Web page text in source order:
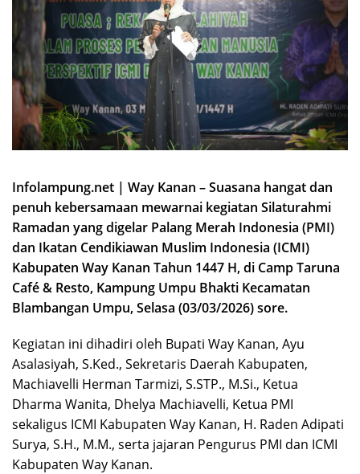
Infolampung.net | Way Kanan – Suasana hangat dan
penuh kebersamaan mewarnai kegiatan Silaturahmi
Ramadan yang digelar Palang Merah Indonesia (PMI)
dan Ikatan Cendikiawan Muslim Indonesia (ICMI)
Kabupaten Way Kanan Tahun 1447 H, di Camp Taruna
Café & Resto, Kampung Umpu Bhakti Kecamatan
Blambangan Umpu, Selasa (03/03/2026) sore.
Kegiatan ini dihadiri oleh Bupati Way Kanan, Ayu
Asalasiyah, S.Ked., Sekretaris Daerah Kabupaten,
Machiavelli Herman Tarmizi, S.STP., M.Si., Ketua
Dharma Wanita, Dhelya Machiavelli, Ketua PMI
sekaligus ICMI Kabupaten Way Kanan, H. Raden Adipati
Surya, S.H., M.M., serta jajaran Pengurus PMI dan ICMI
Kabupaten Way Kanan.